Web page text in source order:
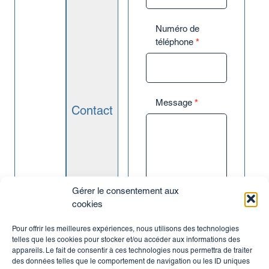
Gérer le consentement aux
cookies
Pour offrir les meilleures expériences, nous utilisons des technologies
telles que les cookies pour stocker et/ou accéder aux informations des
appareils. Le fait de consentir à ces technologies nous permettra de traiter
des données telles que le comportement de navigation ou les ID uniques
Contact
Numéro de
téléphone *
Message *
bien à vendre ?
Je ne souhaite
pas recevoir de
Où investir ?
À Mâcon
Nos expertises
Investissement Locatif
Gestion locative
Vente